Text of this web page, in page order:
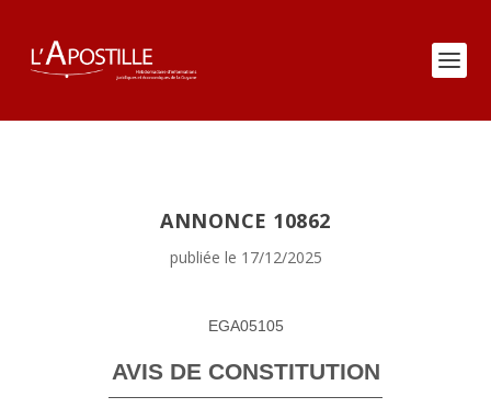
ANNONCE 10862
publiée le 17/12/2025
EGA05105
AVIS DE CONSTITUTION